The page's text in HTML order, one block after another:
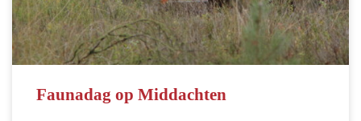
Faunadag op Middachten